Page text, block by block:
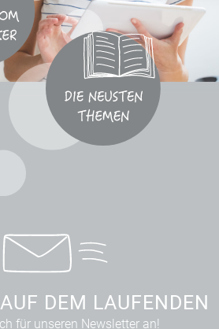
DEM LAUFENDEN
für unseren Newsletter an!